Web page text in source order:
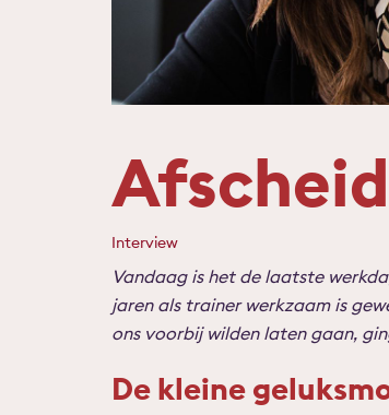
Interview
Vandaag is het de laatste
jaren als trainer werkzaam is
ons voorbij wilden laten gaan,
De kleine